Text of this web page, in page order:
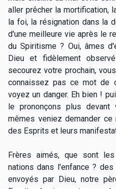
aller prêcher la mortification,
la foi, la résignation dans la
d'une meilleure vie après le
du Spiritisme ? Oui, âmes
Dieu et fidèlement
secourez votre prochain,
connaissez pas ce mot de
voyez un danger. Eh bien !
le prononçons plus
mêmes veniez demander
des Esprits et leurs
Frères aimés, que sont
nations dans l'enfance ?
envoyés par Dieu, notre